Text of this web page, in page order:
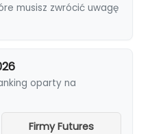
musisz zwrócić uwagę
oparty na
Firmy Futures